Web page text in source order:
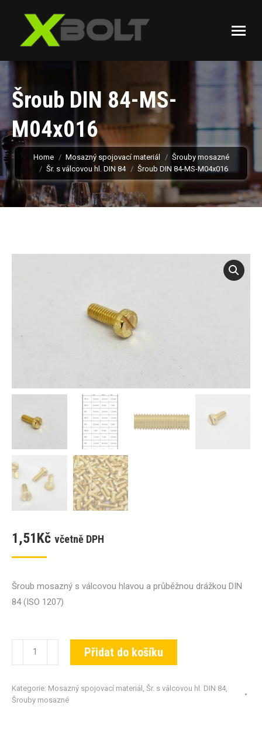
Šroub DIN 84-MS-
M04x016
You are here:
Home Mosazný spojovací materiál
Šrouby mosazné
Šr. s válcovou hl. DIN 84
Šroub DIN 84-MS-M04x016
1,51Kč včetně DPH
Šroub mosazný s válcovou hlavou a průběžnou drážkou DIN
84 (ISO 1207)
Šroub
DIN
MS-
Přidat do košíku
Kategorie: Mosazný spojovací materiál Šr. s válcovou hl. DIN 84,
Šrouby mosazné